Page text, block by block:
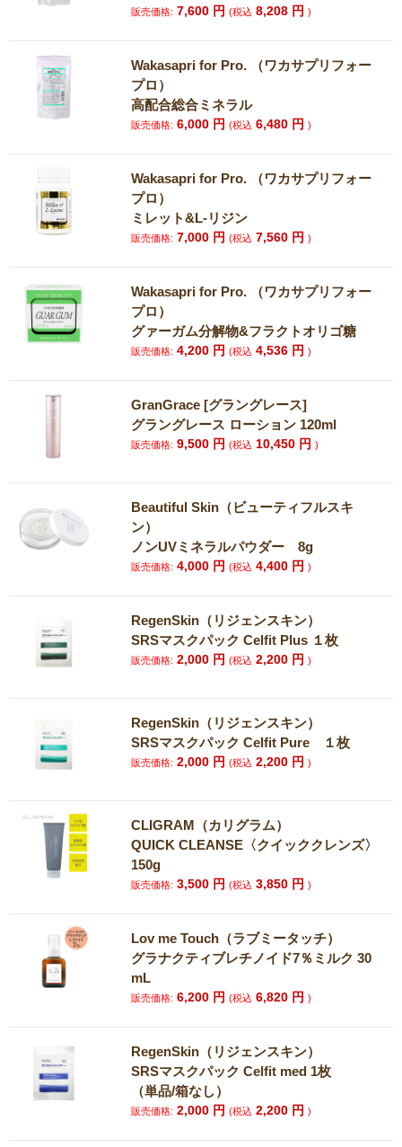
販売価格: 7,600 円(税込 8,208 円)
Wakasapri for Pro. （ワカサプリフォー
プロ）
高配合総合ミネラル
販売価格: 6,000 円(税込 6,480 円)
Wakasapri for Pro. （ワカサプリフォー
プロ）
ミレット&L-リジン
販売価格: 7,000 円(税込 7,560 円)
Wakasapri for Pro. （ワカサプリフォー
プロ）
グァーガム分解物&フラクトオリゴ糖
販売価格: 4,200 円(税込 4,536 円)
GranGrace [グラングレース]
グラングレース ローション 120ml
販売価格: 9,500 円(税込 10,450 円)
Beautiful Skin（ビューティフルスキ
ン）
ノンUVミネラルパウダー 8g
販売価格: 4,000 円(税込 4,400 円)
RegenSkin（リジェンスキン）
SRSマスクパック Celfit Plus １枚
販売価格: 2,000 円(税込 2,200 円)
RegenSkin（リジェンスキン）
SRSマスクパック Celfit Pure １枚
販売価格: 2,000 円(税込 2,200 円)
CLIGRAM（カリグラム）
QUICK CLEANSE〈クイッククレンズ〉
150g
販売価格: 3,500 円(税込 3,850 円)
Lov me Touch（ラブミータッチ）
グラナクティブレチノイド7％ミルク 30
mL
販売価格: 6,200 円(税込 6,820 円)
RegenSkin（リジェンスキン）
SRSマスクパック Celfit med 1枚
（単品/箱なし）
販売価格: 2,000 円(税込 2,200 円)